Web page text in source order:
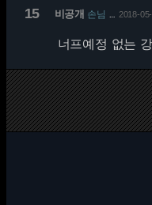
15 비공개 손님 2018-
너프예정 없는